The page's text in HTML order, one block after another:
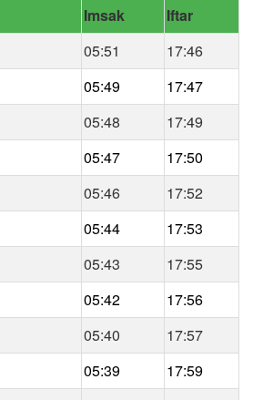
Imsak
Iftar
05:51
17:46
05:49
17:47
05:48
17:49
05:47
17:50
05:46
17:52
05:44
17:53
05:43
17:55
05:42
17:56
05:40
17:57
05:39
17:59